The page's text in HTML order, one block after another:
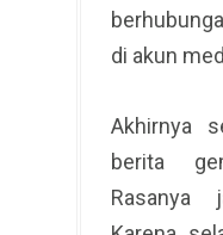
di akun
Akhirnya
berita
Rasanya